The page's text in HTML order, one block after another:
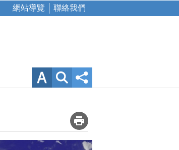
網站導覽 聯絡我們